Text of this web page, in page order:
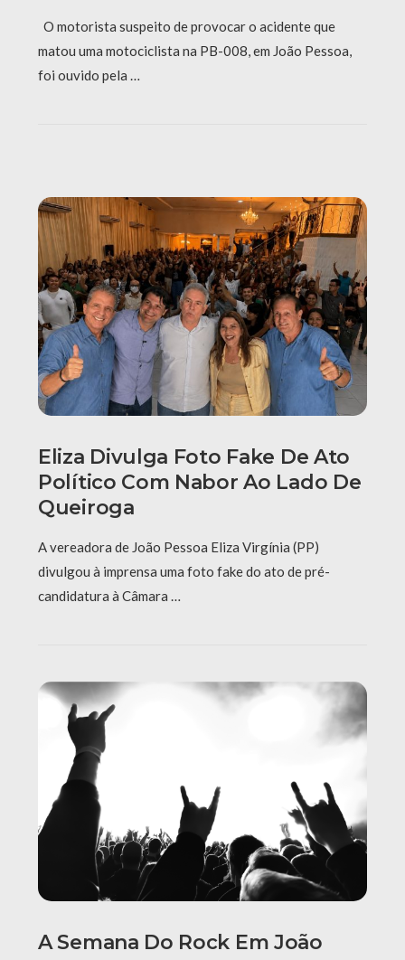
O motorista suspeito de provocar o acidente que
matou uma motociclista na PB-008, em João Pessoa,
foi ouvido pela …
Eliza Divulga Foto Fake De Ato
Político Com Nabor Ao Lado De
Queiroga
A vereadora de João Pessoa Eliza Virgínia (PP)
divulgou à imprensa uma foto fake do ato de pré-
candidatura à Câmara …
A Semana Do Rock Em João